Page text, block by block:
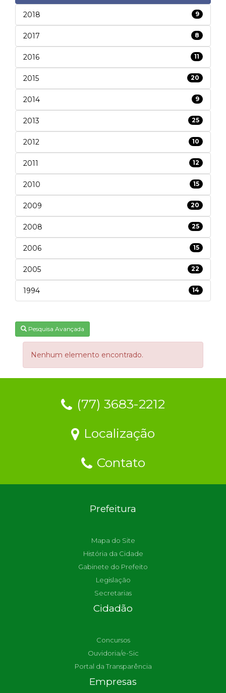
2018 9
2017 8
2016 11
2015 20
2014 9
2013 25
2012 10
2011 12
2010 15
2009 20
2008 25
2006 15
2005 22
1994 14
Pesquisa Avançada
Nenhum elemento encontrado.
(77) 3683-2212
Localização
Contato
Prefeitura
Mapa do Site
História da Cidade
Gabinete do Prefeito
Legislação
Secretarias
Cidadão
Concursos
Ouvidoria/e-Sic
Portal da Transparência
Empresas